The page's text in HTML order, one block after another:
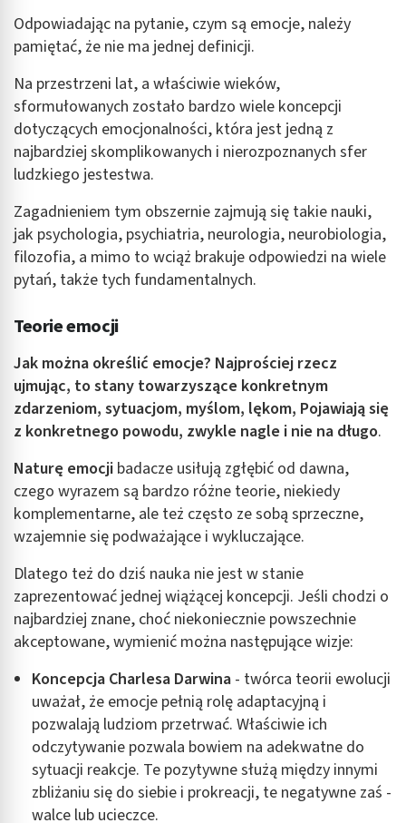
Odpowiadając na pytanie, czym są emocje, należy
pamiętać, że nie ma jednej definicji.
Na przestrzeni lat, a właściwie wieków,
sformułowanych zostało bardzo wiele koncepcji
dotyczących emocjonalności, która jest jedną z
najbardziej skomplikowanych i nierozpoznanych sfer
ludzkiego jestestwa.
Zagadnieniem tym obszernie zajmują się takie nauki,
jak psychologia, psychiatria, neurologia, neurobiologia,
filozofia, a mimo to wciąż brakuje odpowiedzi na wiele
pytań, także tych fundamentalnych.
Teorie emocji
Jak można określić emocje? Najprościej rzecz
ujmując, to stany towarzyszące konkretnym
zdarzeniom, sytuacjom, myślom, lękom, Pojawiają się
z konkretnego powodu, zwykle nagle i nie na długo.
Naturę emocji badacze usiłują zgłębić od dawna,
czego wyrazem są bardzo różne teorie, niekiedy
komplementarne, ale też często ze sobą sprzeczne,
wzajemnie się podważające i wykluczające.
Dlatego też do dziś nauka nie jest w stanie
zaprezentować jednej wiążącej koncepcji. Jeśli chodzi o
najbardziej znane, choć niekoniecznie powszechnie
akceptowane, wymienić można następujące wizje:
Koncepcja Charlesa Darwina - twórca teorii ewolucji
uważał, że emocje pełnią rolę adaptacyjną i
pozwalają ludziom przetrwać. Właściwie ich
odczytywanie pozwala bowiem na adekwatne do
sytuacji reakcje. Te pozytywne służą między innymi
zbliżaniu się do siebie i prokreacji, te negatywne zaś -
walce lub ucieczce.